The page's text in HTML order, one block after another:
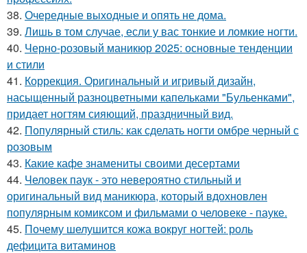
38. Очередные выходные и опять не дома.
39. Лишь в том случае, если у вас тонкие и ломкие ногти.
40. Черно-розовый маникюр 2025: основные тенденции
и стили
41. Коррекция. Оригинальный и игривый дизайн,
насыщенный разноцветными капельками "Бульенками",
придает ногтям сияющий, праздничный вид.
42. Популярный стиль: как сделать ногти омбре черный с
розовым
43. Какие кафе знамениты своими десертами
44. Человек паук - это невероятно стильный и
оригинальный вид маникюра, который вдохновлен
популярным комиксом и фильмами о человеке - пауке.
45. Почему шелушится кожа вокруг ногтей: роль
дефицита витаминов